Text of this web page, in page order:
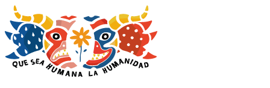
al
contenido